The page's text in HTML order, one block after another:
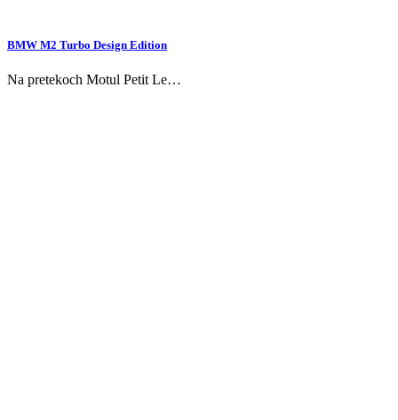
BMW M2 Turbo Design Edition
Na pretekoch Motul Petit Le…